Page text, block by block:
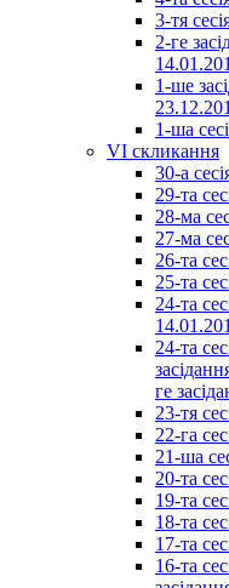
3-тя
2-ге
1-ше
1-ша
VI скликання
30-а
29-та
28-ма
27-ма
26-та
25-та
24-та
24-та
ге
23-тя
22-га
21-ша
20-та
19-та
18-та
17-та
16-та